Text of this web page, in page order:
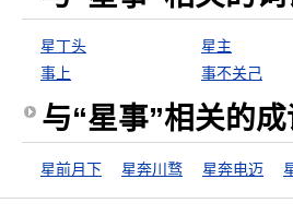
星丁头 星主
事上
事不关己
与“星事”相关的
星前月下 星奔川骛 星奔电迈